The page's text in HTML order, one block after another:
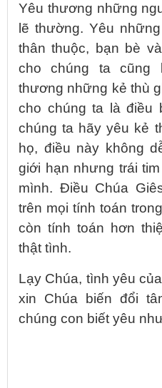
Yêu thương những
lẽ thường. Yêu
thân thuộc, bạn bè
cho chúng ta cũng
thương những kẻ thù
cho chúng ta là điều
chúng ta hãy yêu kẻ
họ, điều này không
giới hạn nhưng trái
mình. Điều Chúa
trên mọi tính toán
còn tính toán hơn
thật tình.
Lạy Chúa, tình yêu
xin Chúa biến đổi
chúng con biết yêu